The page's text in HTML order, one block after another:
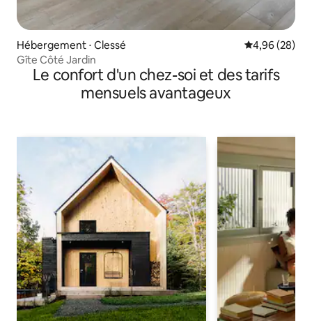
Hébergement ⋅ Clessé Évaluation
4,96 (28)
Gîte Côté Jardin
Le confort d'un chez-soi et des tarifs
mensuels avantageux